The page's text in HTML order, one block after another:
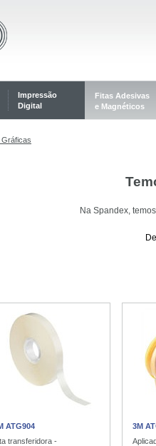
Impressão
Digital
Fitas Adesivas
e Magnéticos
Na Spandex,
ATG904
transferidora -
3M